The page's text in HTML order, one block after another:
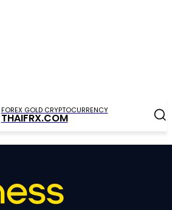
FOREX GOLD CRYPTOCURRENCY
THAIFRX.COM